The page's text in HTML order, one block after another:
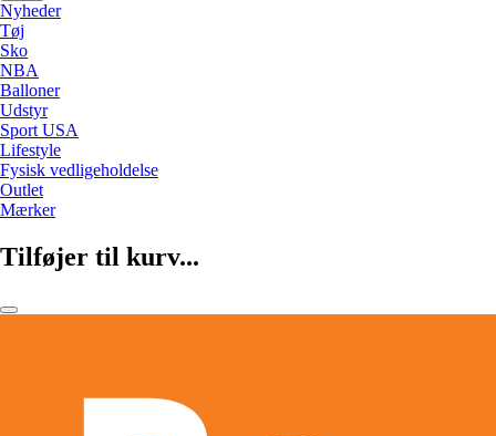
Nyheder
Tøj
Sko
NBA
Balloner
Udstyr
Sport USA
Lifestyle
Fysisk vedligeholdelse
Outlet
Mærker
Tilføjer til kurv...